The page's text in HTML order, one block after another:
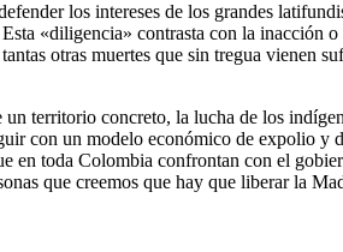
los intereses de los grandes
«diligencia» contrasta con la inacción
otras muertes que sin tregua vienen
territorio concreto, la lucha de los
con un modelo económico de expolio
en toda Colombia confrontan con el
que creemos que hay que liberar la